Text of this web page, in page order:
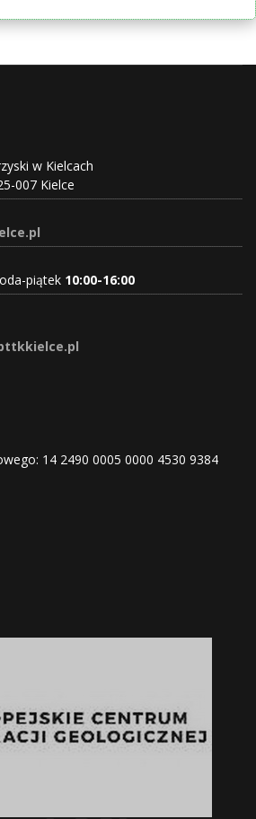
w Kielcach
007 Kielce
piątek 10:00-16:00
14 2490 0005 0000 4530 9384